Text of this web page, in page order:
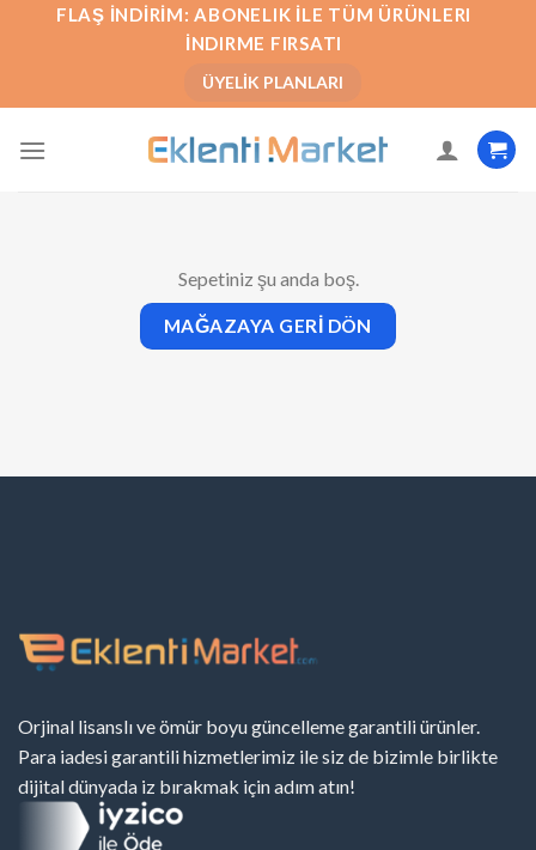
FLAŞ İNDIRIM: ABONELIK İLE TÜM ÜRÜNLERI
İNDIRME FIRSATI
ÜYELIK PLANLARI
Sepetiniz şu anda boş.
MAĞAZAYA GERI DÖN
Orjinal lisanslı ve ömür boyu güncelleme garantili ürünler.
Para iadesi garantili hizmetlerimiz ile siz de bizimle birlikte
dijital dünyada iz bırakmak için adım atın!